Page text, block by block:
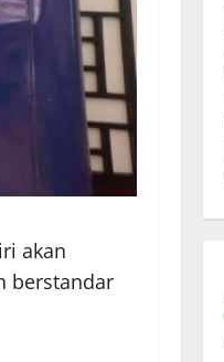
akan
berstandar